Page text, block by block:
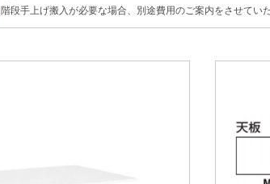
階段手上げ搬入が必要な場合、別途費用のご案内をさせてい